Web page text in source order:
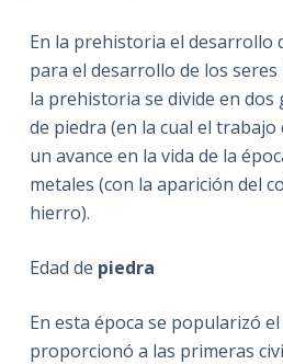
En la prehistoria el desarrollo
para el desarrollo de los seres
la prehistoria se divide en dos
de piedra (en la cual el
un avance en la vida de la
metales (con la aparición del
hierro).
Edad de piedra
En esta época se popularizó
proporcionó a las primeras